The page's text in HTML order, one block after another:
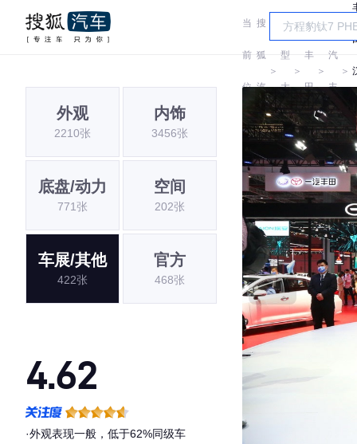
当
前
位
置:
搜
狐
汽
车
＞
车
型
大
全
＞
丰
田
＞
广
汽
丰
＞
外观
2210张
内饰
3456张
底盘/动力
771张
空间
202张
车展/其他
422张
官方
468张
4.62
·外观表现一般，低于62%同级车